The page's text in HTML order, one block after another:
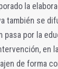
la
también se
pasa por la
en
de forma